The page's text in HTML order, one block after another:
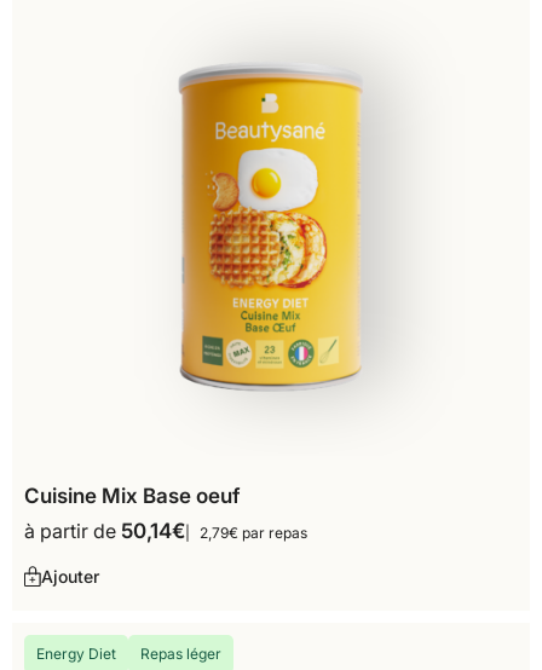
Cuisine Mix Base oeuf
à partir de 50,14€ 2,79€ par repas
Ajouter
Energy Diet Repas léger